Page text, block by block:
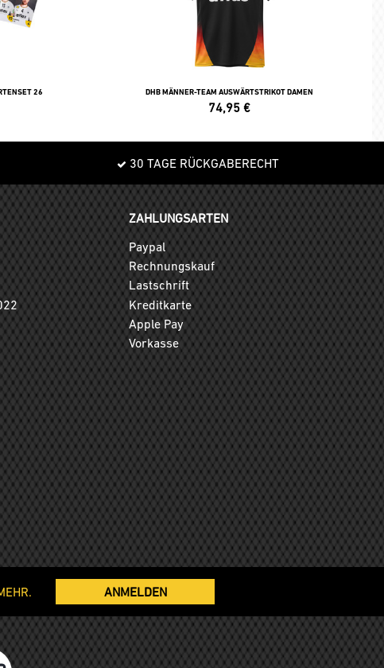
26 DHB MÄNNER-TEAM AUSWÄRTSTRIKOT DAMEN
74,95 €
30 TAGE RÜCKGABERECHT
ZAHLUNGSARTEN
Paypal
Rechnungskauf
Lastschrift
Kreditkarte
Apple Pay
Vorkasse
ANMELDEN